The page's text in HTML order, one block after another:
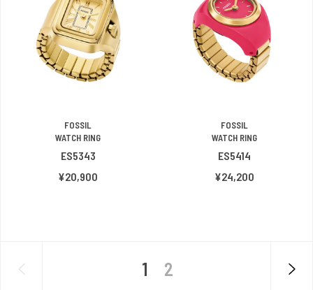
FOSSIL
WATCH RING
ES5343
¥20,900
FOSSIL
WATCH RING
ES5414
¥24,200
1 2